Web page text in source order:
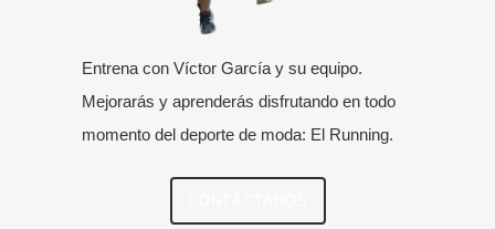
Entrena con Víctor García y su equipo.
Mejorarás y aprenderás disfrutando en todo
momento del deporte de moda: El Running.